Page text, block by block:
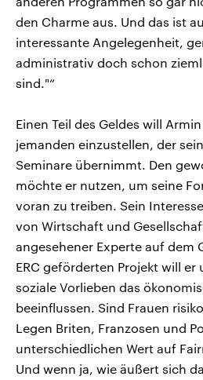
den Charme aus. Und das ist
interessante Angelegenheit,
administrativ doch schon
sind."“
Einen Teil des Geldes will
jemanden einzustellen, der
Seminare übernimmt. Den
möchte er nutzen, um seine
voran zu treiben. Sein
von Wirtschaft und
angesehener Experte auf dem
ERC geförderten Projekt will
soziale Vorlieben das
beeinflussen. Sind Frauen
Legen Briten, Franzosen und
unterschiedlichen Wert auf
Und wenn ja, wie äußert sich